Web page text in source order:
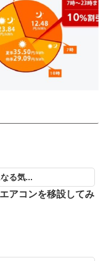
る気...
アコンを移設してみ